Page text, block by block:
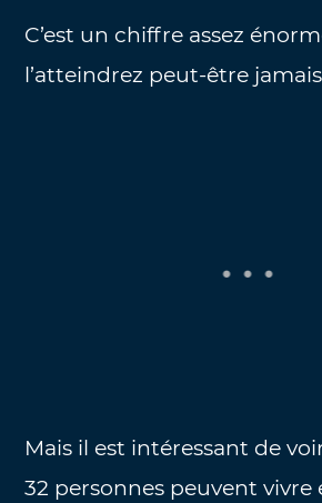
C’est un chiffre assez
l’atteindrez peut-être
Mais il est intéressant de
32 personnes peuvent vivre